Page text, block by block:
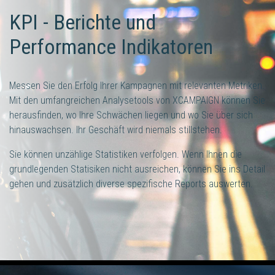
KPI - Berichte und
Performance Indikatoren
Messen Sie den Erfolg Ihrer Kampagnen mit relevanten Metriken.
Mit den umfangreichen Analysetools von XCAMPAIGN können Sie
herausfinden, wo Ihre Schwächen liegen und wo Sie über sich
hinauswachsen. Ihr Geschäft wird niemals stillstehen.
Sie können unzählige Statistiken verfolgen. Wenn Ihnen die
grundlegenden Statisiken nicht ausreichen, können Sie ins Detail
gehen und zusätzlich diverse spezifische Reports auswerten.